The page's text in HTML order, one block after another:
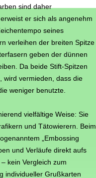
sind daher
er sich als angenehm
seines
verleihen der breiten Spitze
geben der dünnen
Da beide Stift-Spitzen
wird vermieden, dass die
weniger benutzte.
vielfältige Weise: Sie
und Tätowierern. Beim
„Embossing
und Verläufe direkt aufs
kein Vergleich zum
individueller Grußkarten